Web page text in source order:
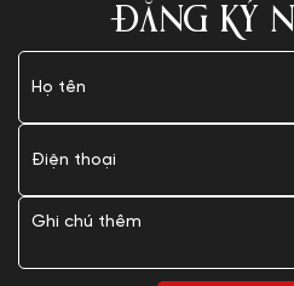
ĐĂNG KÝ